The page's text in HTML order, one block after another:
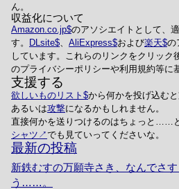
ん。
収益化について
Amazon.co.jp のアソシエイトとして、
す。
DLsite AliExpress および楽天 の
しています。これらのリンクをクリック
のプライバシーポリシーや利用規約等に
支援する
欲しいものリスト
から何かを投げ込む
あるいは攻撃になるかもしれません。
直接何かを送りつけるのはちょっと……
シャツ
でも見ていってくださいな。
最新の投稿
新鉄むすの万願寺さき、なんでさ
う……。